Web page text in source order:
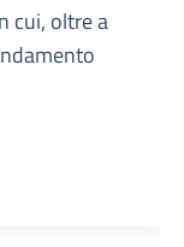
cui, oltre a